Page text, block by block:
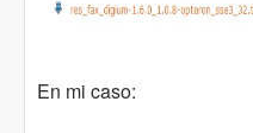
En mi caso: